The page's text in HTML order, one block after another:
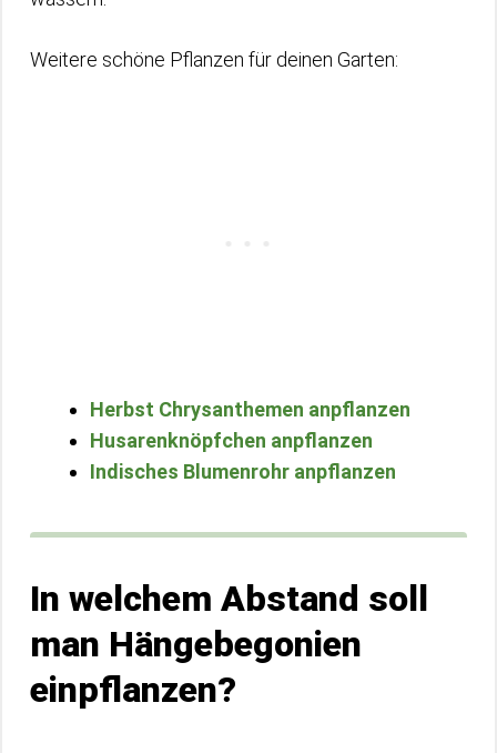
Weitere schöne Pflanzen für deinen Garten:
Herbst Chrysanthemen anpflanzen
Husarenknöpfchen anpflanzen
Indisches Blumenrohr anpflanzen
In welchem Abstand soll
man Hängebegonien
einpflanzen?